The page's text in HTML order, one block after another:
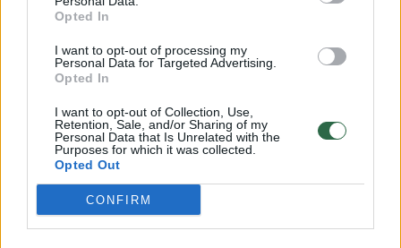
Opted In
I want to opt-out of processing my
Personal Data for Targeted Advertising.
Opted In
I want to opt-out of Collection, Use,
Retention, Sale, and/or Sharing of my
Personal Data that Is Unrelated with the
Purposes for which it was collected.
Opted Out
CONFIRM
00:42:34
A. Širinskienė, K. Vilkauskas, S. Gentvilas: nauji ministrai
– politiniai netyčiukai?
Naujieji ministrai nusiteikę pradėti darbus: vieni sugrįžta
kaip į namus, kiti jau žino, ko imsis
Žinios | Lietuvos diena